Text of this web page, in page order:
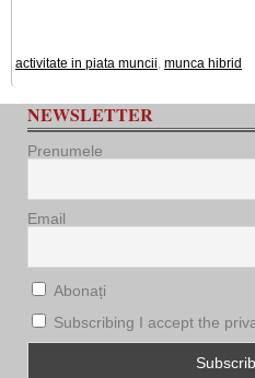
activitate in piata muncii, munca hibrid
NEWSLETTER
Prenumele
Email
Abonați
Subscribing I accept the